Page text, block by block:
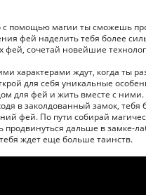
с помощью магии ты сможешь
фей наделить тебя более
фей, сочетай новейшие
характерами ждут, когда ты
для себя уникальные
для фей и жить вместе с ними.
в заколдованный замок,
фей. По пути собирай
дальше в замке-
ждет еще больше таинств.